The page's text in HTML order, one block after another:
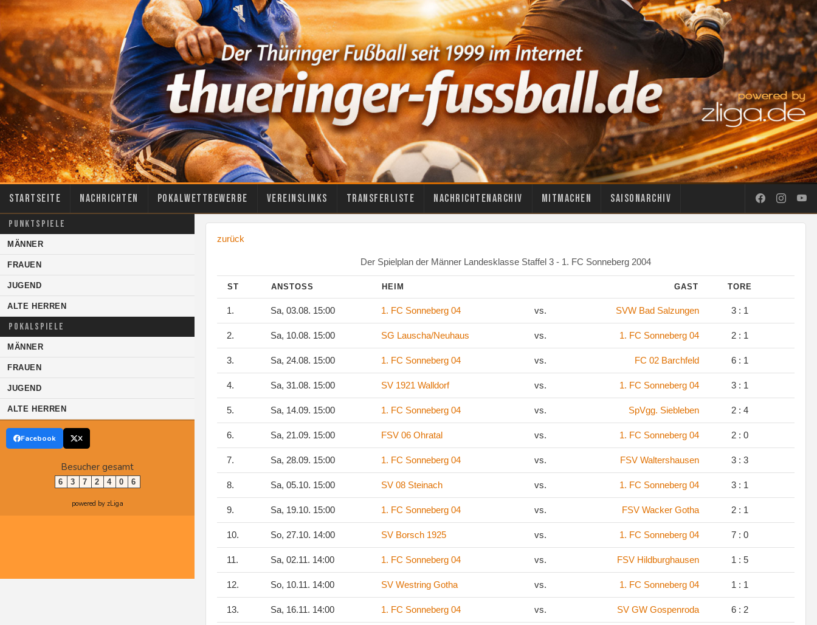
Startseite Nachrichten Pokalwettbewerbe Vereinslinks Transferliste Nachrichtenarchiv Mitmachen Saisonarchiv
PUNKTSPIELE
MÄNNER
FRAUEN
JUGEND
ALTE HERREN
POKALSPIELE
MÄNNER
FRAUEN
JUGEND
ALTE HERREN
Facebook X
Besucher gesamt
6 3 7 2 4 0 6
powered by zLiga
zurück
Der Spielplan der Männer Landesklasse Staffel 3 - 1. FC Sonneberg 2004
ST ANSTOSS HEIM GAST TORE
1. Sa, 03.08. 15:00 1. FC Sonneberg 04 vs. SVW Bad Salzungen 3 : 1
2. Sa, 10.08. 15:00 SG Lauscha/Neuhaus vs. 1. FC Sonneberg 04 2 : 1
3. Sa, 24.08. 15:00 1. FC Sonneberg 04 vs. FC 02 Barchfeld 6 : 1
4. Sa, 31.08. 15:00 SV 1921 Walldorf vs. 1. FC Sonneberg 04 3 : 1
5. Sa, 14.09. 15:00 1. FC Sonneberg 04 vs. SpVgg. Siebleben 2 : 4
6. Sa, 21.09. 15:00 FSV 06 Ohratal vs. 1. FC Sonneberg 04 2 : 0
7. Sa, 28.09. 15:00 1. FC Sonneberg 04 vs. FSV Waltershausen 3 : 3
8. Sa, 05.10. 15:00 SV 08 Steinach vs. 1. FC Sonneberg 04 3 : 1
9. Sa, 19.10. 15:00 1. FC Sonneberg 04 vs. FSV Wacker Gotha 2 : 1
10. So, 27.10. 14:00 SV Borsch 1925 vs. 1. FC Sonneberg 04 7 : 0
11. Sa, 02.11. 14:00 1. FC Sonneberg 04 vs. FSV Hildburghausen 1 : 5
12. So, 10.11. 14:00 SV Westring Gotha vs. 1. FC Sonneberg 04 1 : 1
13. Sa, 16.11. 14:00 1. FC Sonneberg 04 vs. SV GW Gospenroda 6 : 2